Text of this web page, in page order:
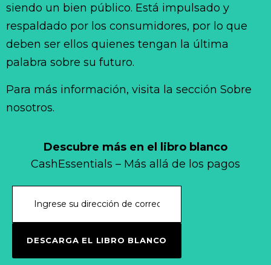
Descubre más en el libro blanco
CashEssentials – Más allá de los pagos
DESCARGA EL LIBRO BLANCO
siendo un bien público. Está impulsado y
respaldado por los consumidores, por lo que
deben ser ellos quienes tengan la última
palabra sobre su futuro.
Para más información, visita la sección Sobre
nosotros.